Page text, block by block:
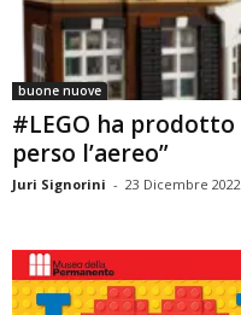
buone nuove
#LEGO ha
perso l’aereo”
Juri Signorini - 23 Dicembre 2022